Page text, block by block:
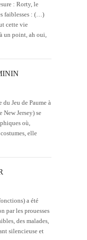
: Rorty, le
faiblesses : (…)
cette vie
un point, ah oui,
Jeu de Paume à
New Jersey) se
où,
elle
a été
par les prouesses
des malades,
silencieuse et